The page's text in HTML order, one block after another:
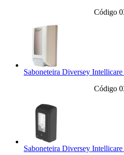
Código
Saboneteira Diversey
Código
Saboneteira Diversey